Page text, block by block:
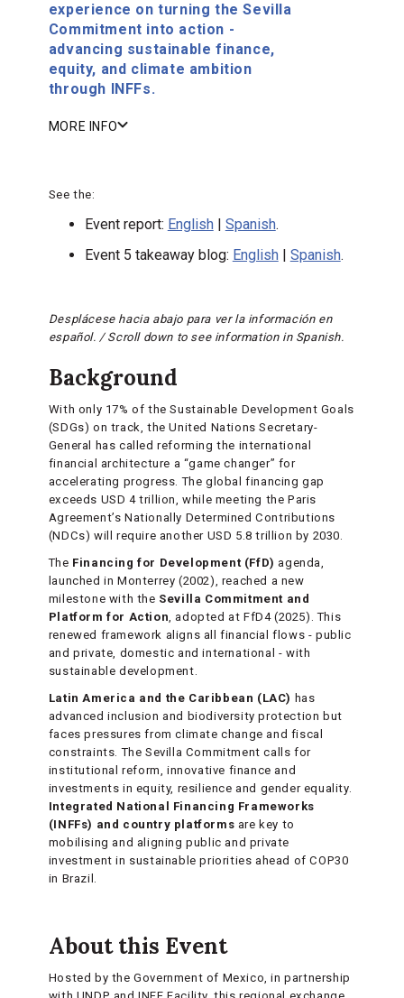
experience on turning the Sevilla
Commitment into action -
advancing sustainable finance,
equity, and climate ambition
through INFFs.
MORE INFO
See the:
Event report: English| Spanish.
Event 5 takeaway blog: English| Spanish.
Desplácese hacia abajo para ver la información en
español. / Scroll down to see information in Spanish.
Background
With only 17% of the Sustainable Development Goals
(SDGs) on track, the United Nations Secretary-
General has called reforming the international
financial architecture a “game changer” for
accelerating progress. The global financing gap
exceeds USD 4 trillion, while meeting the Paris
Agreement’s Nationally Determined Contributions
(NDCs) will require another USD 5.8 trillion by 2030.
The Financing for Development (FfD) agenda,
launched in Monterrey (2002), reached a new
milestone with the Sevilla Commitment and
Platform for Action, adopted at FfD4 (2025). This
renewed framework aligns all financial flows - public
and private, domestic and international - with
sustainable development.
Latin America and the Caribbean (LAC) has
advanced inclusion and biodiversity protection but
faces pressures from climate change and fiscal
constraints. The Sevilla Commitment calls for
institutional reform, innovative finance and
investments in equity, resilience and gender equality.
Integrated National Financing Frameworks
(INFFs) and country platforms are key to
mobilising and aligning public and private
investment in sustainable priorities ahead of COP30
in Brazil.
About this Event
Hosted by the Government of Mexico, in partnership